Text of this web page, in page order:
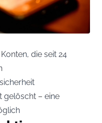
die seit 24
gelöscht – eine